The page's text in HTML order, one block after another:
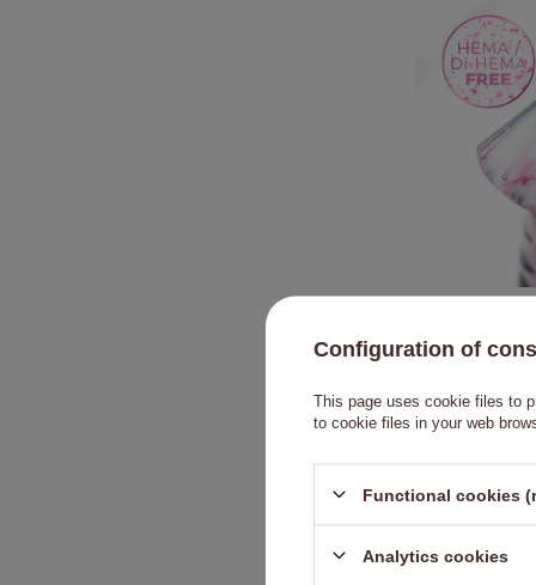
Configuration of
This page uses cookie files to
to cookie files in your web
Functional cookies
Analytics cookies